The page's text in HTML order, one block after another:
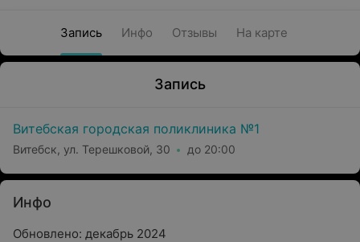
Запись Инфо Отзывы На карте
Запись
Витебская городская поликлиника №1
Витебск, ул. Терешковой, 30 до 20:00
Инфо
Обновлено: декабрь 2024